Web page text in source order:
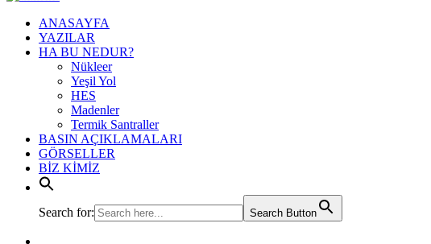
ANASAYFA
YAZILAR
HA BU NEDUR?
Nükleer
Yeşil Yol
HES
Madenler
Termik Santraller
BASIN AÇIKLAMALARI
GÖRSELLER
BİZ KİMİZ
Search for: Search Button